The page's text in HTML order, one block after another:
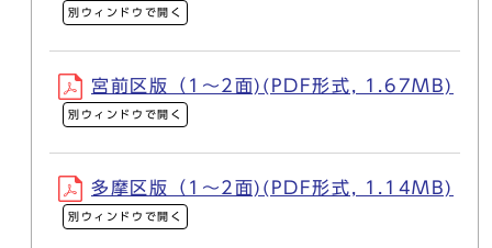
別ウィンドウで開く
宮前区版（1～2面)(PDF形式, 1.67MB)
別ウィンドウで開く
多摩区版（1～2面)(PDF形式, 1.14MB)
別ウィンドウで開く